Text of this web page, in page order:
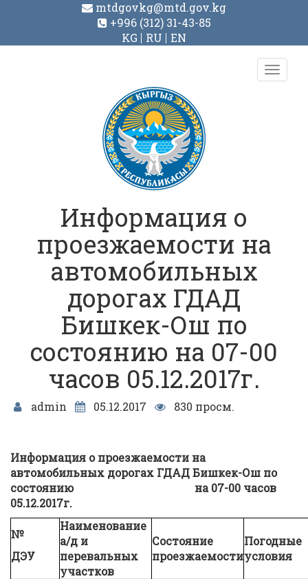
mtdgovkg@mtd.gov.kg
+996 (312) 31-43-85
KG
RU EN
Toggle
Информация о
проезжаемости на
автомобильных
дорогах ГДАД
Бишкек-Ош по
состоянию на 07-00
часов 05.12.2017г.
admin 05.12.2017 830 просм.
Информация о проезжаемости на
автомобильных дорогах ГДАД Бишкек-Ош по
состоянию на07-00 часов
05.12.2017г.
№
ДЭУ
Наименование
а/д и
перевальных
участков
Состояние
проезжаемости
Погодные
условия